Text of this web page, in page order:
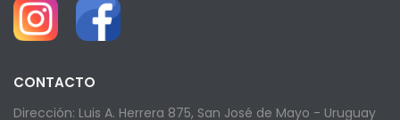
CONTACTO
Dirección: Luis A. Herrera 875, San José de Mayo - Uruguay